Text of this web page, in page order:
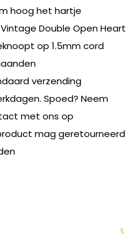
hoog het hartje
Double Open Heart
op 1.5mm cord
verzending
Spoed? Neem
met ons op
mag geretourneerd